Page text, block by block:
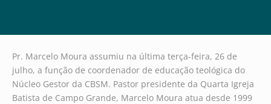
Pr. Marcelo Moura assumiu na última terça-feira, 26 de
julho, a função de coordenador de educação teológica do
Núcleo Gestor da CBSM. Pastor presidente da Quarta Igreja
Batista de Campo Grande, Marcelo Moura atua desde 1999